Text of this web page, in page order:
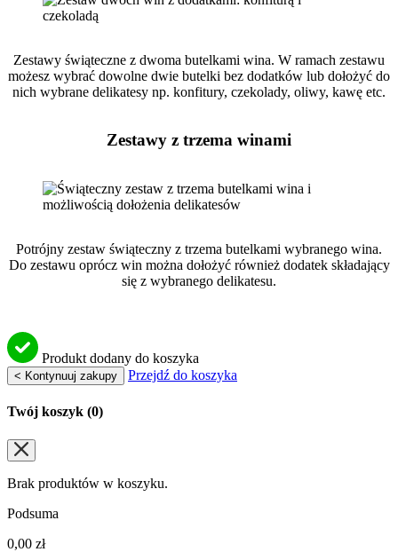
Zestawy świąteczne z dwoma butelkami wina. W ramach zestawu
możesz wybrać dowolne dwie butelki bez dodatków lub dołożyć do
nich wybrane delikatesy np. konfitury, czekolady, oliwy, kawę etc.
Zestawy z trzema winami
Potrójny zestaw świąteczny z trzema butelkami wybranego wina.
Do zestawu oprócz win można dołożyć również dodatek składający
się z wybranego delikatesu.
Produkt dodany do koszyka
< Kontynuuj zakupy Przejdź do koszyka
Twój koszyk (0)
Brak produktów w koszyku.
Podsuma
0,00 zł